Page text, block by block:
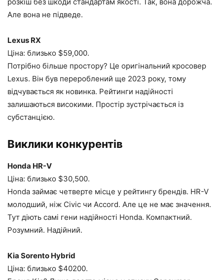
Але вона не підведе.
Lexus RX
Ціна: близько $59,000.
Потрібно більше простору? Це оригінальний кросовер
Lexus. Він був перероблений ще 2023 року, тому
відчувається як новинка. Рейтинги надійності
залишаються високими. Простір зустрічається із
субстанцією.
Виклики конкурентів
Honda HR-V
Ціна: близько $30,500.
Honda займає четверте місце у рейтингу брендів. HR-V
молодший, ніж Civic чи Accord. Але це не має значення.
Тут діють самі гени надійності Honda. Компактний.
Розумний. Надійний.
Kia Sorento Hybrid
Ціна: близько $40200.